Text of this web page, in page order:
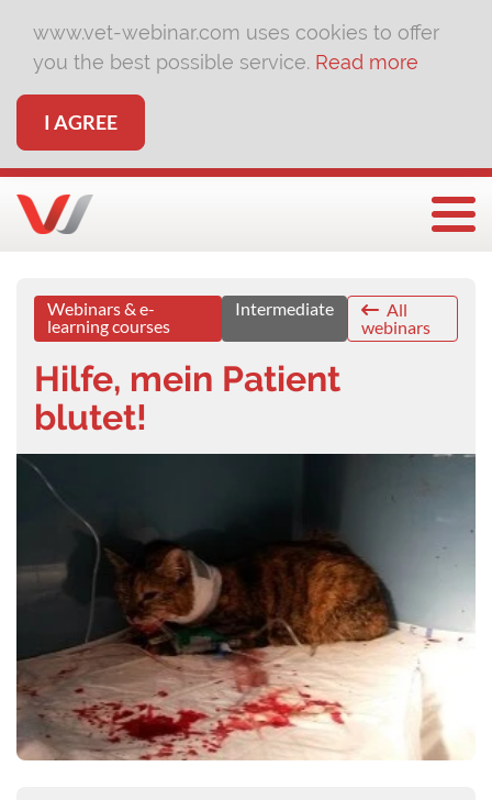
www.vet-webinar.com uses cookies to offer
you the best possible service. Read more
I AGREE
Webinars & e-
learning courses
Intermediate
All
webinars
Hilfe, mein Patient
blutet!